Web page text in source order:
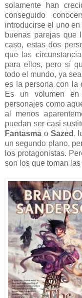
solamente han
conseguido
introducirse el uno
buenas parejas que
caso, estas dos
que las
para ellos, pero sí
todo el mundo, ya
es la persona con la
Es un volumen
personajes como
al menos
puedan ser casi
Fantasma o Sazed ,
un segundo plano,
los protagonistas.
son los que toman